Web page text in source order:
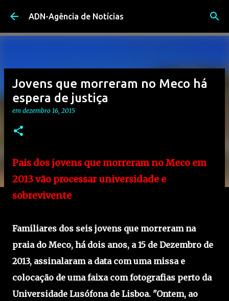
Avançar para o conteúdo principal
ADN-Agência de Notícias
Jovens que morreram no Meco há
espera de justiça
em dezembro 16, 2015
Pais dos jovens que morreram no Meco em
2013 vão processar universidade e
sobrevivente
Familiares dos seis jovens que morreram na
praia do Meco, há dois anos, a 15 de Dezembro de
2013, assinalaram a data com uma missa e
colocação de uma faixa com fotografias perto da
Universidade Lusófona de Lisboa. "Ontem, ao